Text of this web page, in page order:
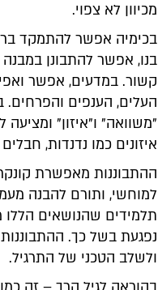
מכיוון לא צפוי.
בכימיה אפשר להתמקד
בנו, אפשר להתבונן במבנה
קשור. במדעים, אפשר
העלים, הענפים והפרחים.
"משוואה" ו"איזון"
איזונים כמו נדנדות,
ההתבוננות מאפשרת
למוחשי, ותורם להבנה
תלמידים שהנושאים
נפגעת בשל כך.
ולשלב הטכני של התרגיל.